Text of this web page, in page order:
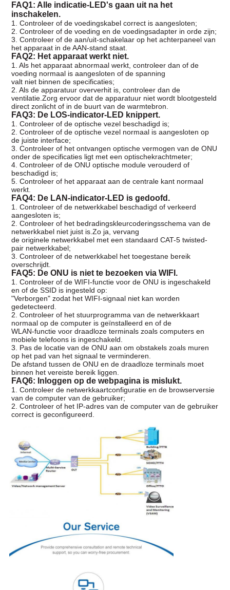
FAQ1: Alle indicatie-LED's gaan uit na het
inschakelen.
1. Controleer of de voedingskabel correct is aangesloten;
2. Controleer of de voeding en de voedingsadapter in orde zijn;
3. Controleer of de aan/uit-schakelaar op het achterpaneel van
het apparaat in de AAN-stand staat.
FAQ2: Het apparaat werkt niet.
1. Als het apparaat abnormaal werkt, controleer dan of de
voeding normaal is aangesloten of de spanning
valt niet binnen de specificaties;
2. Als de apparatuur oververhit is, controleer dan de
ventilatie.Zorg ervoor dat de apparatuur niet wordt blootgesteld
direct zonlicht of in de buurt van de warmtebron.
FAQ3: De LOS-indicator-LED knippert.
1. Controleer of de optische vezel beschadigd is;
2. Controleer of de optische vezel normaal is aangesloten op
de juiste interface;
3. Controleer of het ontvangen optische vermogen van de ONU
onder de specificaties ligt met een optischekrachtmeter;
4. Controleer of de ONU optische module verouderd of
beschadigd is;
5. Controleer of het apparaat aan de centrale kant normaal
werkt.
FAQ4: De LAN-indicator-LED is gedoofd.
1. Controleer of de netwerkkabel beschadigd of verkeerd
aangesloten is;
2. Controleer of het bedradingskleurcoderingsschema van de
netwerkkabel niet juist is.Zo ja, vervang
de originele netwerkkabel met een standaard CAT-5 twisted-
pair netwerkkabel;
3. Controleer of de netwerkkabel het toegestane bereik
overschrijdt.
FAQ5: De ONU is niet te bezoeken via WIFI.
1. Controleer of de WIFI-functie voor de ONU is ingeschakeld
en of de SSID is ingesteld op:
"Verborgen" zodat het WIFI-signaal niet kan worden
gedetecteerd.
2. Controleer of het stuurprogramma van de netwerkkaart
normaal op de computer is geïnstalleerd en of de
WLAN-functie voor draadloze terminals zoals computers en
mobiele telefoons is ingeschakeld.
3. Pas de locatie van de ONU aan om obstakels zoals muren
op het pad van het signaal te verminderen.
De afstand tussen de ONU en de draadloze terminals moet
binnen het vereiste bereik liggen.
FAQ6: Inloggen op de webpagina is mislukt.
1. Controleer de netwerkkaartconfiguratie en de browserversie
van de computer van de gebruiker;
2. Controleer of het IP-adres van de computer van de gebruiker
correct is geconfigureerd.